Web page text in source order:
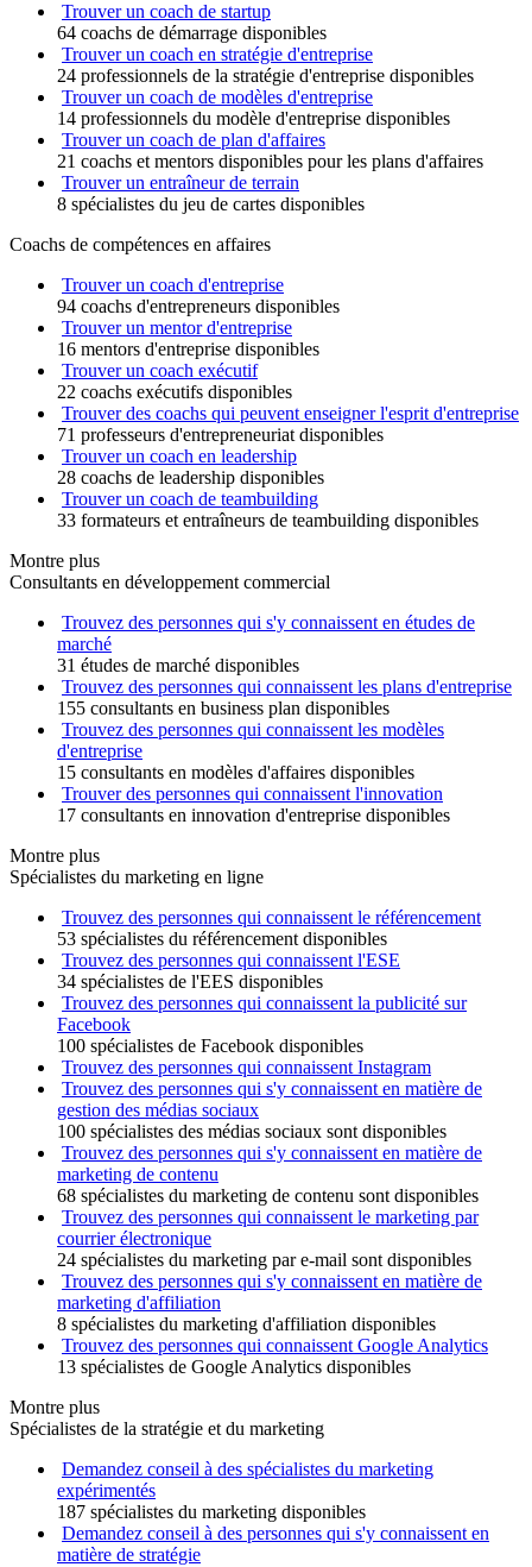
Trouver un coach de startup
64 coachs de démarrage disponibles
Trouver un coach en stratégie d'entreprise
24 professionnels de la stratégie d'entreprise disponibles
Trouver un coach de modèles d'entreprise
14 professionnels du modèle d'entreprise disponibles
Trouver un coach de plan d'affaires
21 coachs et mentors disponibles pour les plans d'affaires
Trouver un entraîneur de terrain
8 spécialistes du jeu de cartes disponibles
Coachs de compétences en affaires
Trouver un coach d'entreprise
94 coachs d'entrepreneurs disponibles
Trouver un mentor d'entreprise
16 mentors d'entreprise disponibles
Trouver un coach exécutif
22 coachs exécutifs disponibles
Trouver des coachs qui peuvent enseigner l'esprit d'entreprise
71 professeurs d'entrepreneuriat disponibles
Trouver un coach en leadership
28 coachs de leadership disponibles
Trouver un coach de teambuilding
33 formateurs et entraîneurs de teambuilding disponibles
Montre plus
Consultants en développement commercial
Trouvez des personnes qui s'y connaissent en études de
marché
31 études de marché disponibles
Trouvez des personnes qui connaissent les plans d'entreprise
155 consultants en business plan disponibles
Trouvez des personnes qui connaissent les modèles
d'entreprise
15 consultants en modèles d'affaires disponibles
Trouver des personnes qui connaissent l'innovation
17 consultants en innovation d'entreprise disponibles
Montre plus
Spécialistes du marketing en ligne
Trouvez des personnes qui connaissent le référencement
53 spécialistes du référencement disponibles
Trouvez des personnes qui connaissent l'ESE
34 spécialistes de l'EES disponibles
Trouvez des personnes qui connaissent la publicité sur
Facebook
100 spécialistes de Facebook disponibles
Trouvez des personnes qui connaissent Instagram
Trouvez des personnes qui s'y connaissent en matière de
gestion des médias sociaux
100 spécialistes des médias sociaux sont disponibles
Trouvez des personnes qui s'y connaissent en matière de
marketing de contenu
68 spécialistes du marketing de contenu sont disponibles
Trouvez des personnes qui connaissent le marketing par
courrier électronique
24 spécialistes du marketing par e-mail sont disponibles
Trouvez des personnes qui s'y connaissent en matière de
marketing d'affiliation
8 spécialistes du marketing d'affiliation disponibles
Trouvez des personnes qui connaissent Google Analytics
13 spécialistes de Google Analytics disponibles
Montre plus
Spécialistes de la stratégie et du marketing
Demandez conseil à des spécialistes du marketing
expérimentés
187 spécialistes du marketing disponibles
Demandez conseil à des personnes qui s'y connaissent en
matière de stratégie